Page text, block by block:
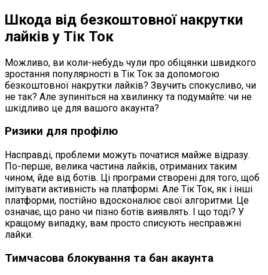
Шкода від безкоштовної накрутки
лайків у Тік Ток
Можливо, ви коли-небудь чули про обіцянки швидкого
зростання популярності в Тік Ток за допомогою
безкоштовної накрутки лайків? Звучить спокусливо, чи
не так? Але зупиніться на хвилинку та подумайте: чи не
шкідливо це для вашого акаунта?
Ризики для профілю
Насправді, проблеми можуть початися майже відразу.
По-перше, велика частина лайків, отриманих таким
чином, йде від ботів. Ці програми створені для того, щоб
імітувати активність на платформі. Але Тік Ток, як і інші
платформи, постійно вдосконалює свої алгоритми. Це
означає, що рано чи пізно ботів виявлять. І що тоді? У
кращому випадку, вам просто списують несправжні
лайки.
Тимчасова блокування та бан акаунта